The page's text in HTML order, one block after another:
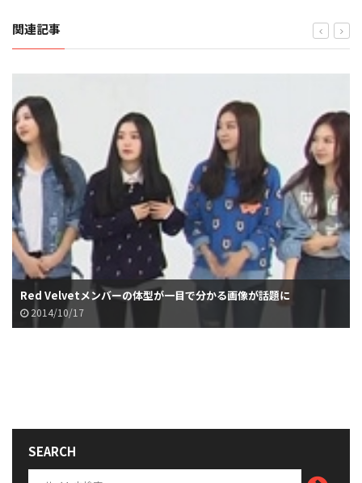
関連記事
Red Velvetメンバーの体型が一目で分かる画像が話題に
2014/10/17
SEARCH